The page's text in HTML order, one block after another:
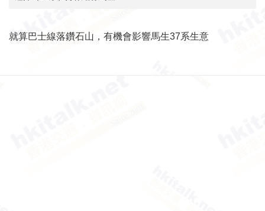
就算巴士線落鑽石山，有機會影響馬生37系生意